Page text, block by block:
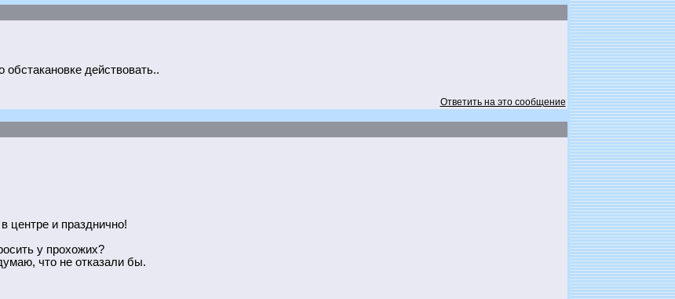
действовать..
Ответить на это сообщение
центре и празднично!
у прохожих?
что не отказали бы.